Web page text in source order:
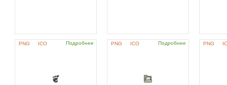
PNG ICO Подробнее PNG ICO Подробнее PNG